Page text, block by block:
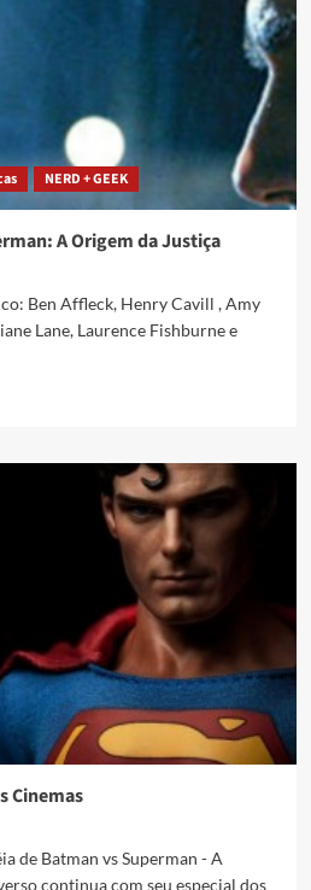
NERD + GEEK
A Origem da Justiça
Ben Affleck, Henry Cavill , Amy
Lane, Laurence Fishburne e
Cinemas
de Batman vs Superman - A
continua com seu especial dos